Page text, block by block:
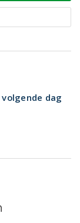
volgende dag